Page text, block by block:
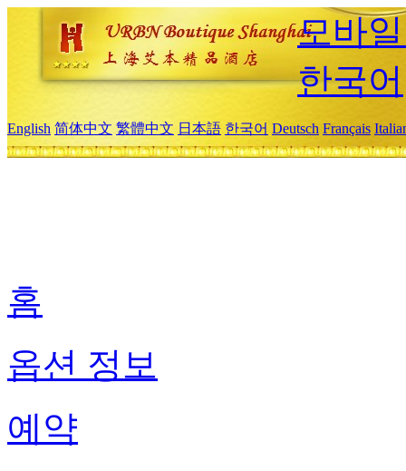
모바
한국어
English 简体中文 繁體中文 日本語 한국어 Deutsch Français
홈
옵션 정보
예약